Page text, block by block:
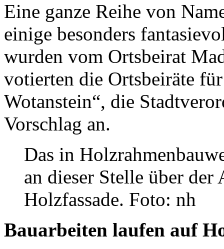
Eine ganze Reihe von
einige besonders
wurden vom Ortsbeirat
votierten die Ortsbeiräte
Wotanstein“, die
Vorschlag an.
Das in
an dieser Stelle über der
Holzfassade. Foto: nh
Bauarbeiten laufen auf